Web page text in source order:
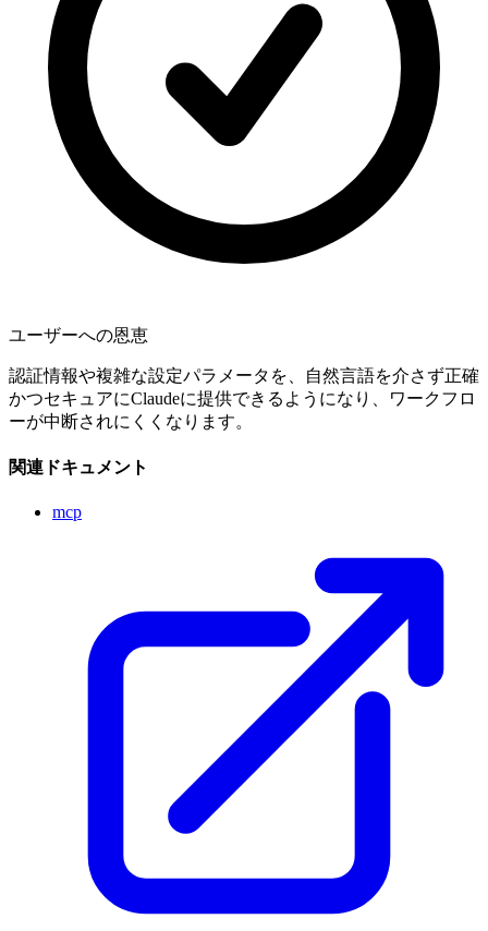
ユーザーへの恩恵
認証情報や複雑な設定パラメータを、自然言語を介さず正確
かつセキュアにClaudeに提供できるようになり、ワークフロ
ーが中断されにくくなります。
関連ドキュメント
mcp